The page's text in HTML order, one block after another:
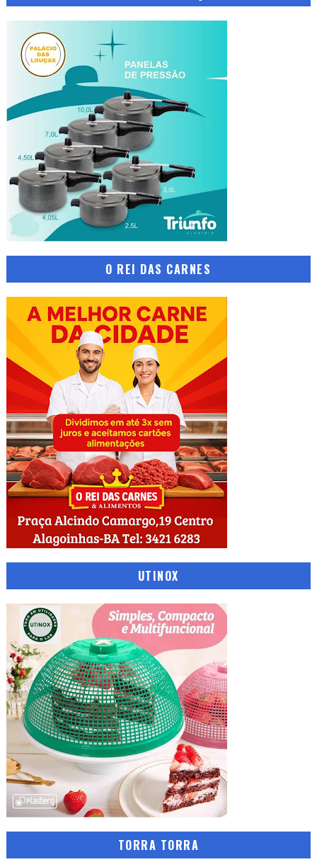
O REI DAS CARNES
UTINOX
TORRA TORRA